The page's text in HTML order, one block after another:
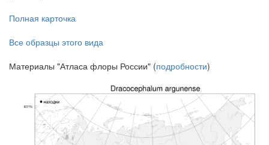
Полная карточка
Все образцы этого вида
Материалы "Атласа флоры России" (подробности)